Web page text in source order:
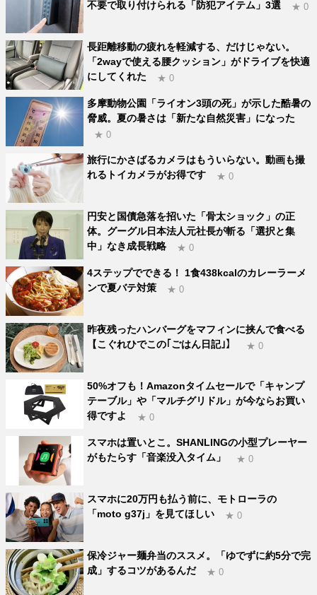
不要で取り付けられる「防犯アイテム」3選
★ 0
長距離移動の疲れを軽減する、だけじゃない。
「2wayで使える腰クッション」がドライブを快適
にしてくれた
★ 0
多摩動物公園「ライオン3頭の死」が示した酷暑の
脅威。夏の暑さは「新たな自然災害」になった
★ 0
旅行にかさばるカメラはもういらない。動画も撮
れるトイカメラがお得です
★ 0
円安と国債急落を招いた「骨太ショック」の正
体。グーグル日本法人元社長が斬る「選択と集
中」なき成長戦略
★ 0
4ステップでできる！ 1食438kcalのカレーラーメ
ンで夏バテ対策
★ 0
昨夜残ったハンバーグをマフィンに挟んで食べる
【こぐれひでこの｢ごはん日記｣】
★ 0
50%オフも！Amazonタイムセールで「キャンプ
テーブル」や「マルチグリドル」が今ならお買い
得ですよ
★ 0
スマホは置いとこ。SHANLINGの小型プレーヤー
がもたらす「音楽没入タイム」
★ 0
スマホに20万円も払う前に、モトローラの
「moto g37j」を見てほしい
★ 0
保冷ジャー麺弁当のススメ。「ゆでずに約5分で完
成」するコツがあるんだ
★ 0